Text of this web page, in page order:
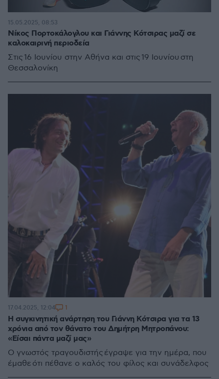
Νίκος Πορτοκάλογλου και Γιάννης Κότσιρας μαζί σε
καλοκαιρινή περιοδεία
Στις 16 Ιουνίου στην Αθήνα και στις 19 Ιουνίου στη
Θεσσαλονίκη
15.05.2025, 08:53
Η συγκινητική ανάρτηση του Γιάννη Κότσιρα για τα 13
χρόνια από τον θάνατο του Δημήτρη Μητροπάνου:
«Είσαι πάντα μαζί μας»
Ο γνωστός τραγουδιστής έγραψε για την ημέρα, που
έμαθε ότι πέθανε ο καλός του φίλος και συνάδελφος
17.04.2025, 12:04 1